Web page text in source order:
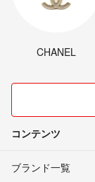
CHANEL
コンテンツ
ブランド一覧